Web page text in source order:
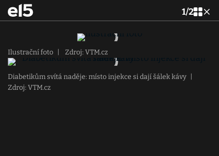
1/2
Ilustrační foto Zdroj: VTM.cz
Diabetikům svítá naděje: místo injekce si dají šálek kávy
Zdroj: VTM.cz